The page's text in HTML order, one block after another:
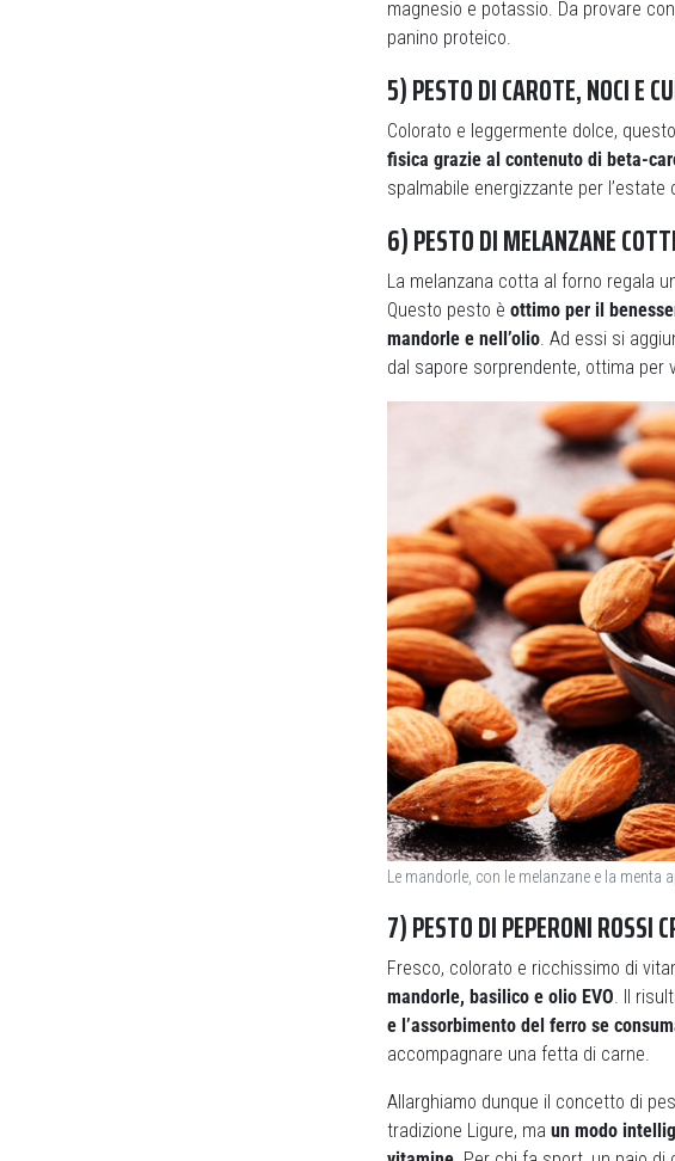
magnesio e potassio. Da provare con
panino proteico.
5) PESTO DI CAROTE, NOCI E
Colorato e leggermente dolce,
fisica grazie al contenuto di beta-
spalmabile energizzante per
6) PESTO DI MELANZANE
La melanzana cotta al forno regala
Questo pesto è ottimo per il
mandorle e nell’olio. Ad essi si
dal sapore sorprendente, ottima per
Le mandorle, con le melanzane e la menta
7) PESTO DI PEPERONI ROSSI
Fresco, colorato e ricchissimo di
mandorle, basilico e olio EVO. Il
e l’assorbimento del ferro se
accompagnare una fetta di carne.
Allarghiamo dunque il concetto di
tradizione Ligure, ma un modo